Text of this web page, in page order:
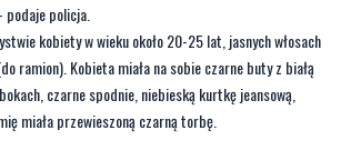
policja.
kobiety w wieku około 20-25 lat, jasnych włosach
ramion). Kobieta miała na sobie czarne buty z białą
czarne spodnie, niebieską kurtkę jeansową,
miała przewieszoną czarną torbę.